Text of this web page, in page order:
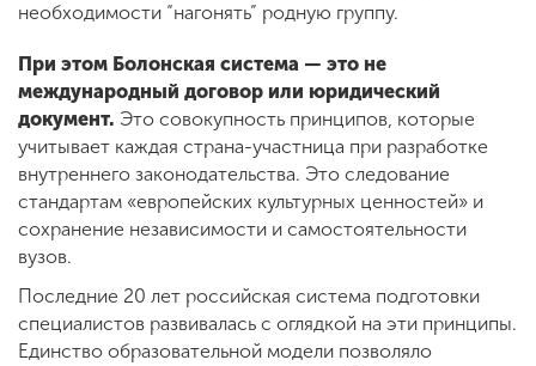
необходимости “нагонять” родную группу.
При этом Болонская система — это не
международный договор или юридический
документ. Это совокупность принципов, которые
учитывает каждая страна-участница при разработке
внутреннего законодательства. Это следование
стандартам «европейских культурных ценностей» и
сохранение независимости и самостоятельности
вузов.
Последние 20 лет российская система подготовки
специалистов развивалась с оглядкой на эти принципы.
Единство образовательной модели позволяло